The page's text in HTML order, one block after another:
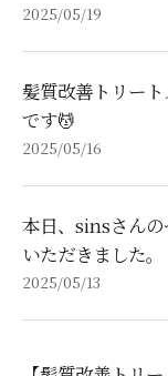
2025/05/19
髪質改善トリー
です💆
2025/05/16
本日、sinsさん
いただきました。
2025/05/13